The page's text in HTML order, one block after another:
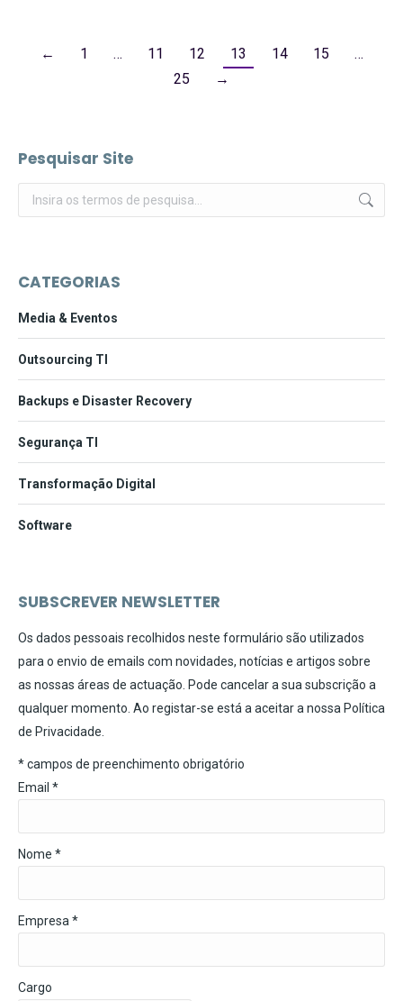
← 1 … 11 12 13 14 15
…
25
→
Pesquisar Site
Pesquisar:
CATEGORIAS
Media & Eventos
Outsourcing TI
Backups e Disaster Recovery
Segurança TI
Transformação Digital
Software
SUBSCREVER NEWSLETTER
Os dados pessoais recolhidos neste formulário são utilizados
para o envio de emails com novidades, notícias e artigos sobre
as nossas áreas de actuação. Pode cancelar a sua subscrição a
qualquer momento. Ao registar-se está a aceitar a nossa Política
de Privacidade
*campos de preenchimento obrigatório
Email *
Nome *
Empresa *
Cargo